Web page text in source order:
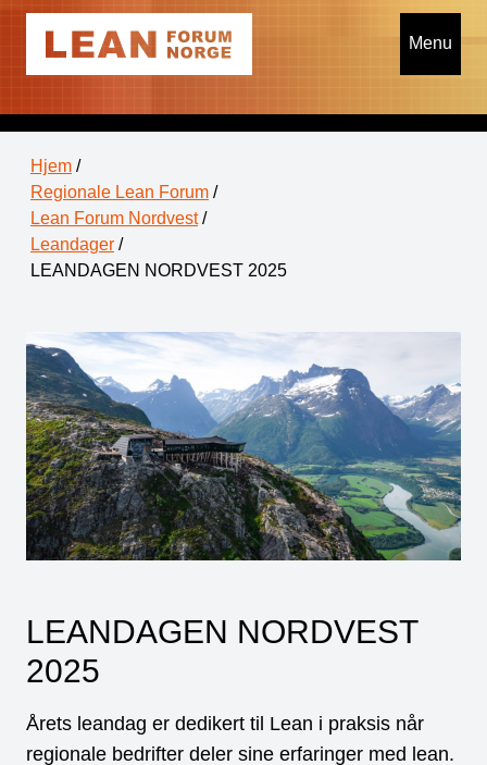
Menu
Hjem /
Regionale Lean Forum /
Lean Forum Nordvest/
Leandager /
LEANDAGEN NORDVEST 2025
LEANDAGEN NORDVEST
2025
Årets leandag er dedikert til Lean i praksis når
regionale bedrifter deler sine erfaringer med lean.